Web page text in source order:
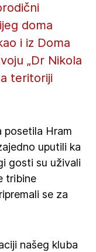
doma
i iz Doma
„Dr Nikola
teritoriji
posetila Hram
uputili ka
gosti su uživali
tribine
se za
našeg kluba